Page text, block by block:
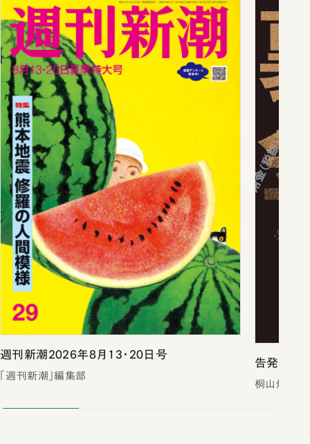
週刊新潮2026年8月13・20日号
「週刊新潮」編集部
告発 裏
桐山煌／著